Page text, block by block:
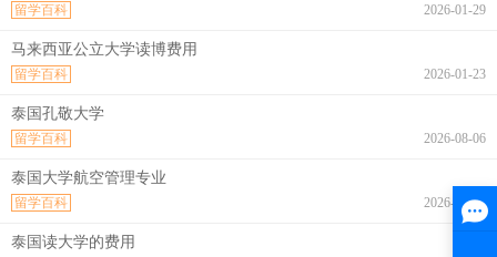
2026-01-29
留学百科
马来西亚公立大学读博费用
2026-01-23
留学百科
泰国孔敬大学
2026-08-06
留学百科
泰国大学航空管理专业
2026-08-06
留学百科
泰国读大学的费用